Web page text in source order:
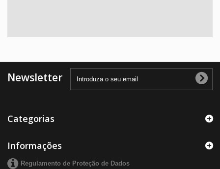
Newsletter
Categorias
Informações
Regulamento de Proteção de Dados